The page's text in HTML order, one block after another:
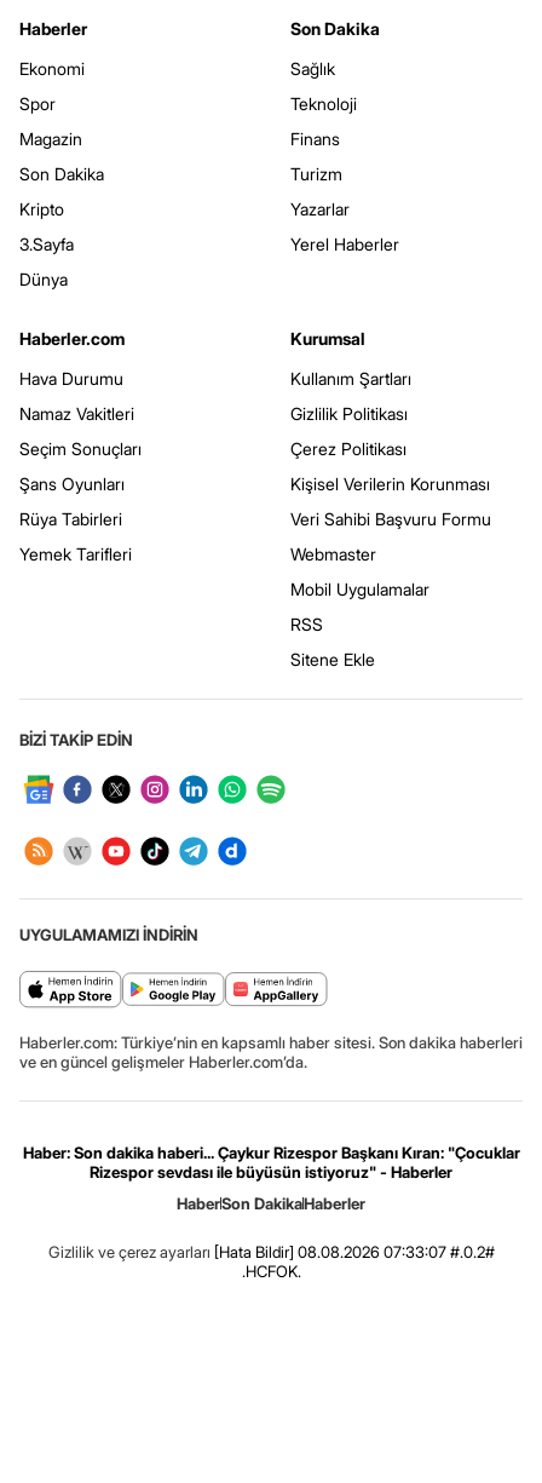
Haberler
Ekonomi
Spor
Magazin
Son Dakika
Kripto
3.Sayfa
Dünya
Son Dakika
Sağlık
Teknoloji
Finans
Turizm
Yazarlar
Yerel Haberler
Haberler.com
Hava Durumu
Namaz Vakitleri
Seçim Sonuçları
Şans Oyunları
Rüya Tabirleri
Yemek Tarifleri
Kurumsal
Kullanım Şartları
Gizlilik Politikası
Çerez Politikası
Kişisel Verilerin Korunması
Veri Sahibi Başvuru Formu
Webmaster
Mobil Uygulamalar
RSS
Sitene Ekle
BİZİ TAKİP EDİN
UYGULAMAMIZI İNDİRİN
Haberler.com: Türkiye’nin en kapsamlı haber sitesi. Son dakika haberleri
ve en güncel gelişmeler Haberler.com’da.
Haber: Son dakika haberi... Çaykur Rizespor Başkanı Kıran: "Çocuklar
Rizespor sevdası ile büyüsün istiyoruz" - Haberler
HaberSon DakikaHaberler
Gizlilik ve çerez ayarları [Hata Bildir] 08.08.2026 07:33:07 #.0.2#
.HCFOK.